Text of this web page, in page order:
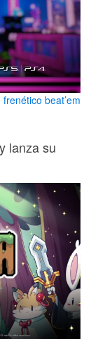
beat’em
lanza su